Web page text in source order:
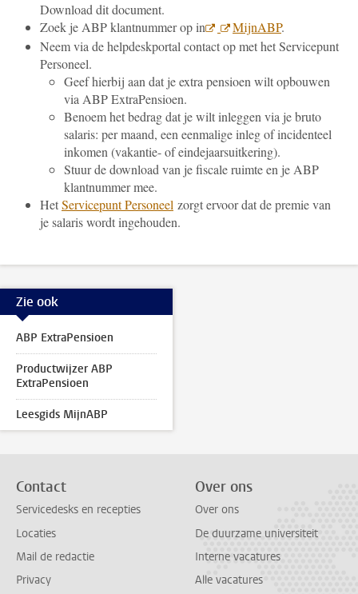
Download dit document.
Zoek je ABP klantnummer op in
MijnABP.
Neem via de helpdeskportal contact op met het Servicepunt
Personeel.
Geef hierbij aan dat je extra pensioen wilt opbouwen
via ABP ExtraPensioen.
Benoem het bedrag dat je wilt inleggen via je bruto
salaris: per maand, een eenmalige inleg of incidenteel
inkomen (vakantie- of eindejaarsuitkering).
Stuur de download van je fiscale ruimte en je ABP
klantnummer mee.
HetServicepunt Personeel zorgt ervoor dat de premie van
je salaris wordt ingehouden.
Zie ook
ABP ExtraPensioen
Productwijzer ABP
ExtraPensioen
Leesgids MijnABP
Contact
Servicedesks en recepties
Locaties
Mail de redactie
Privacy
Over ons
Over ons
De duurzame universiteit
Interne vacatures
Alle vacatures